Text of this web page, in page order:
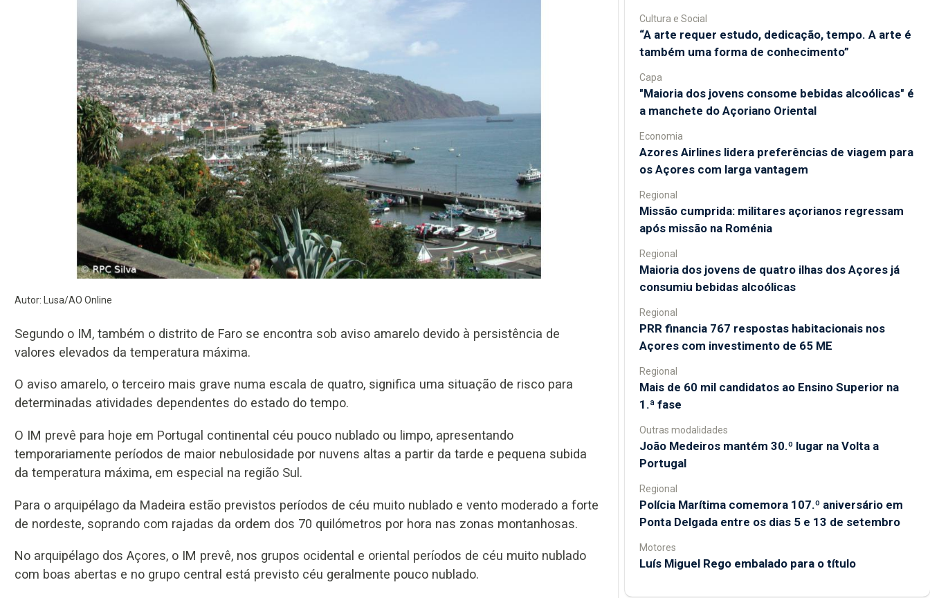
Autor: Lusa/AO Online
Segundo o IM, também o distrito de Faro se encontra sob aviso amarelo devido à persistência de
valores elevados da temperatura máxima.
O aviso amarelo, o terceiro mais grave numa escala de quatro, significa uma situação de risco para
determinadas atividades dependentes do estado do tempo.
O IM prevê para hoje em Portugal continental céu pouco nublado ou limpo, apresentando
temporariamente períodos de maior nebulosidade por nuvens altas a partir da tarde e pequena subida
da temperatura máxima, em especial na região Sul.
Para o arquipélago da Madeira estão previstos períodos de céu muito nublado e vento moderado a forte
de nordeste, soprando com rajadas da ordem dos 70 quilómetros por hora nas zonas montanhosas.
No arquipélago dos Açores, o IM prevê, nos grupos ocidental e oriental períodos de céu muito nublado
com boas abertas e no grupo central está previsto céu geralmente pouco nublado.
Cultura e Social
“A arte requer estudo, dedicação, tempo. A arte é
também uma forma de conhecimento”
Capa
"Maioria dos jovens consome bebidas alcoólicas" é
a manchete do Açoriano Oriental
Economia
Azores Airlines lidera preferências de viagem para
os Açores com larga vantagem
Regional
Missão cumprida: militares açorianos regressam
após missão na Roménia
Regional
Maioria dos jovens de quatro ilhas dos Açores já
consumiu bebidas alcoólicas
Regional
PRR financia 767 respostas habitacionais nos
Açores com investimento de 65 ME
Regional
Mais de 60 mil candidatos ao Ensino Superior na
1.ª fase
Outras modalidades
João Medeiros mantém 30.º lugar na Volta a
Portugal
Regional
Polícia Marítima comemora 107.º aniversário em
Ponta Delgada entre os dias 5 e 13 de setembro
Motores
Luís Miguel Rego embalado para o título